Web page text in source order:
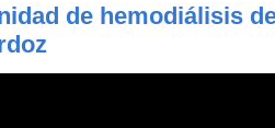
de hemodiálisis